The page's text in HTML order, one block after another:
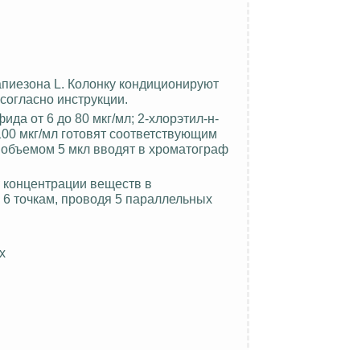
L. Колонку кондиционируют
инструкции.
от 6 до 80 мкг/мл; 2-хлорэтил-н-
мкг/мл готовят соответствующим
5 мкл вводят в хроматограф
веществ в
точкам, проводя 5 параллельных